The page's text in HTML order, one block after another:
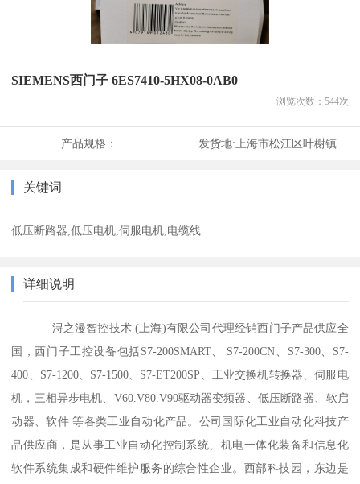
SIEMENS西门子 6ES7410-5HX08-0AB0
浏览次数： 544次
产品规格： 发货地: 上海市松江区叶榭镇
关键词
低压断路器,低压电机,伺服电机,电缆线
详细说明
浔之漫智控技术 (上海)有限公司代理经销西门子产品供应全
国，西门子工控设备包括S7-200SMART、 S7-200CN、S7-300、S7-
400、S7-1200、S7-1500、S7-ET200SP、工业交换机转换器、伺服电
机，三相异步电机、V60.V80.V90驱动器变频器、低压断路器、软启
动器、软件 等各类工业自动化产品。公司国际化工业自动化科技产
品供应商，是从事工业自动化控制系统、机电一体化装备和信息化
软件系统集成和硬件维护服务的综合性企业。西部科技园，东边是